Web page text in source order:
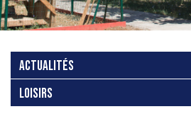
ACTUALITÉS
LOISIRS